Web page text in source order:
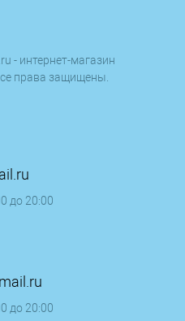
- интернет-магазин
права защищены.
до 20:00
до 20:00